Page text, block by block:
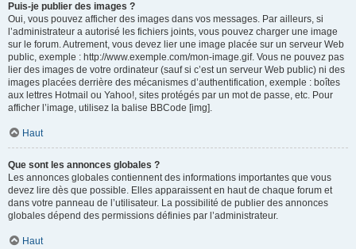
Puis-je publier des images ?
Oui, vous pouvez afficher des images dans vos messages. Par ailleurs, si
l’administrateur a autorisé les fichiers joints, vous pouvez charger une image
sur le forum. Autrement, vous devez lier une image placée sur un serveur Web
public, exemple : http://www.exemple.com/mon-image.gif. Vous ne pouvez pas
lier des images de votre ordinateur (sauf si c’est un serveur Web public) ni des
images placées derrière des mécanismes d’authentification, exemple : boîtes
aux lettres Hotmail ou Yahoo!, sites protégés par un mot de passe, etc. Pour
afficher l’image, utilisez la balise BBCode [img].
Haut
Que sont les annonces globales ?
Les annonces globales contiennent des informations importantes que vous
devez lire dès que possible. Elles apparaissent en haut de chaque forum et
dans votre panneau de l’utilisateur. La possibilité de publier des annonces
globales dépend des permissions définies par l’administrateur.
Haut